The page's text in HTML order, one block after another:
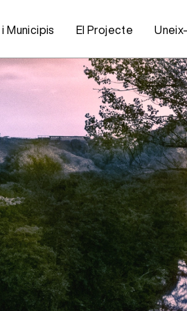
Municipis El Projecte